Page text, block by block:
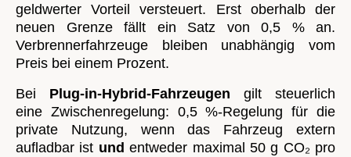
geldwerter Vorteil versteuert. Erst oberhalb der
neuen Grenze fällt ein Satz von 0,5 % an.
Verbrennerfahrzeuge bleiben unabhängig vom
Preis bei einem Prozent.
Bei Plug-in-Hybrid-Fahrzeugen gilt steuerlich
eine Zwischenregelung: 0,5 %-Regelung für die
private Nutzung, wenn das Fahrzeug extern
aufladbar ist und entweder maximal 50 g CO₂ pro